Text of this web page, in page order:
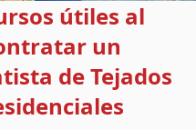
útiles al
un
de Tejados